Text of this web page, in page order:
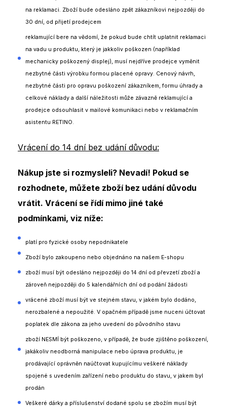
na reklamaci. Zboží bude odesláno zpět zákazníkovi nejpozději do
30 dní, od přijetí prodejcem
reklamující bere na vědomí, že pokud bude chtít uplatnit reklamaci
na vadu u produktu, který je jakkoliv poškozen (například
mechanicky poškozený displej), musí nejdříve prodejce vyměnit
nezbytné části výrobku formou placené opravy. Cenový návrh,
nezbytné části pro opravu poškození zákazníkem, formu úhrady a
celkové náklady a další náležitosti může závazně reklamující a
prodejce odsouhlasit v mailové komunikaci nebo v reklamačním
asistentu RETINO.
Vrácení do 14 dní bez udání důvodu:
Nákup jste si rozmysleli? Nevadí! Pokud se
rozhodnete, můžete zboží bez udání důvodu
vrátit. Vrácení se řídí mimo jiné také
podmínkami, viz níže:
platí pro fyzické osoby nepodnikatele
Zboží bylo zakoupeno nebo objednáno na našem E-shopu
zboží musí být odesláno nejpozději do 14 dní od převzetí zboží a
zároveň nejpozději do 5 kalendářních dní od podání žádosti
vrácené zboží musí být ve stejném stavu, v jakém bylo dodáno,
nerozbalené a nepoužité. V opačném případě jsme nuceni účtovat
poplatek dle zákona za jeho uvedení do původního stavu
zboží NESMÍ být poškozeno, v případě, že bude zjištěno poškození,
jakákoliv neodborná manipulace nebo úprava produktu, je
prodávající oprávněn naúčtovat kupujícímu veškeré náklady
spojené s uvedením zařízení nebo produktu do stavu, v jakem byl
prodán
Veškeré dárky a příslušenství dodané spolu se zbožím musí být